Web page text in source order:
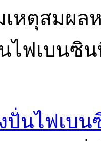
หตุสมผลห
ไฟเบนซิ
ปั่นไฟเบ